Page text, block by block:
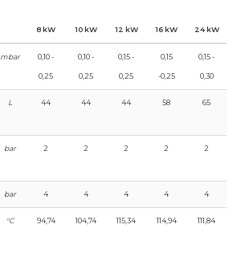
8 kW 10 kW 12 kW 16 kW 24 kW
mbar 0,10 -
0,25
0,10 -
0,25
0,15 -
0,25
0,15
-0,25
0,15 -
0,30
L 44 44 44 58 65
bar 2 2 2 2 2
bar 4 4 4 4 4
°C 94,74 104,74 115,34 114,94 111,84